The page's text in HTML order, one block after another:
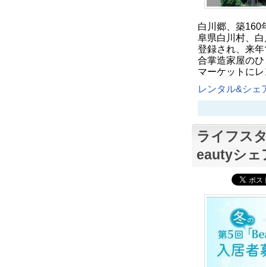
白川郷、築160
阜県白川村、
登録され、来
合掌造家屋の
マーケットに
レンタル&シェ
ライフス
eautyシェ